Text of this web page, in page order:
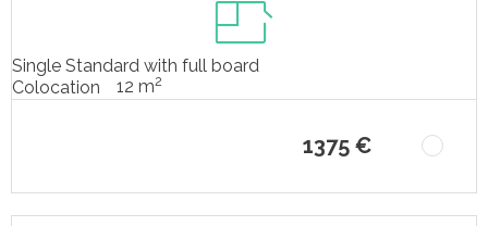
Single Standard with full board
Colocation
12 m2
1375 €